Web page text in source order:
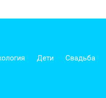
Дети Свадьба